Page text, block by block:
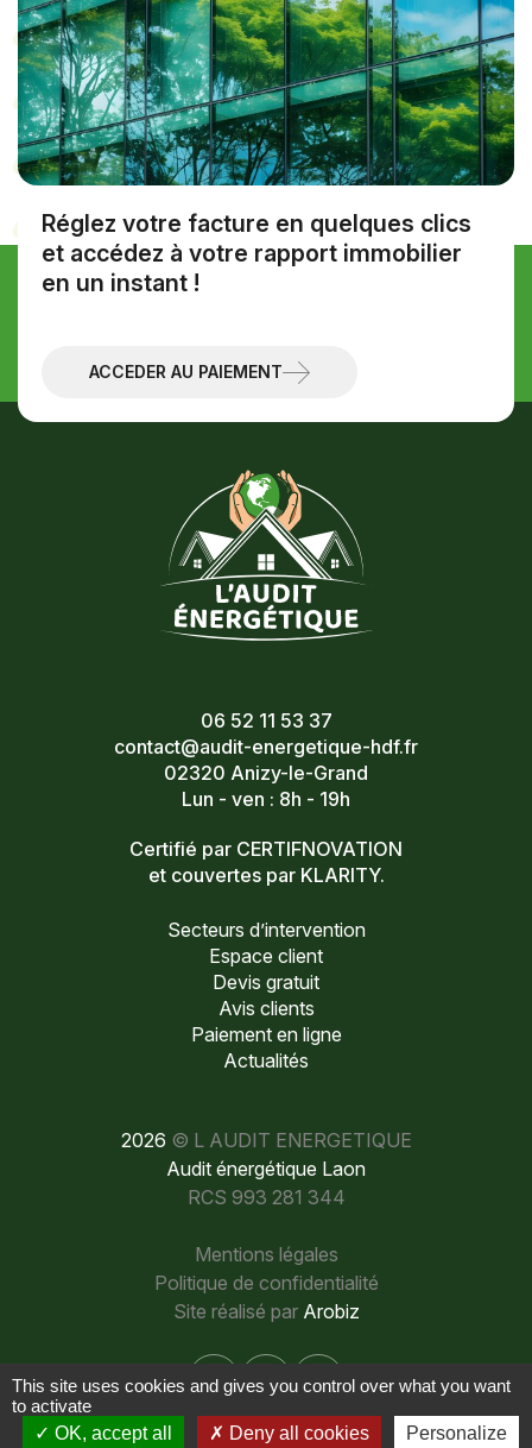
Réglez votre facture en quelques clics
et accédez à votre rapport immobilier
en un instant !
ACCÉDER AU PAIEMENT
06 52 11 53 37
contact@audit-energetique-hdf.fr
02320 Anizy-le-Grand
Lun - ven : 8h - 19h
Certifié par CERTIFNOVATION
et couvertes par KLARITY.
Secteurs d’intervention
Espace client
Devis gratuit
Avis clients
Paiement en ligne
Actualités
2026 © L AUDIT ENERGETIQUE
Audit énergétique Laon
RCS 993 281 344
Mentions légales
Politique de confidentialité
Site réalisé par Arobiz
This site uses cookies and gives you control over what you want
to activate
OK, accept all
Deny all cookies Personalize